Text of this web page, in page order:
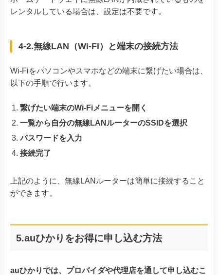
レンタルしている場合は、設定は不要です。
4-2.無線LAN（Wi-Fi）と端末の接続方法
Wi-Fiをパソコンやスマホなどの端末に繋げたい場合は、
以下の手順で行います。
繋げたい端末のWi-Fiメニューを開く
一覧から自分の無線LANルーターのSSIDを選択
パスワードを入力
接続完了
上記のように、無線LANルーターは簡単に接続すること
ができます。
5.auひかりをお得に申し込む方法
auひかりでは、プロバイダや代理店を通して申し込むこ